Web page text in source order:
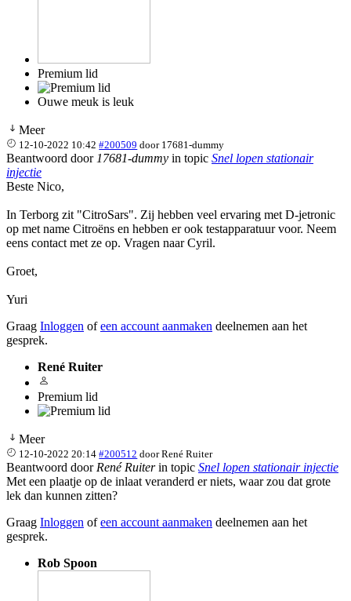
Premium lid
Ouwe meuk is leuk
Meer
12-10-2022 10:42 #200509 door 17681-dummy
Beantwoord door 17681-dummy in topic Snel lopen stationair
injectie
Beste Nico,
In Terborg zit "CitroSars". Zij hebben veel ervaring met D-jetronic
op met name Citroëns en hebben er ook testapparatuur voor. Neem
eens contact met ze op. Vragen naar Cyril.
Groet,
Yuri
Graag Inloggen ofeen account aanmaken deelnemen aan het
gesprek.
René Ruiter
Premium lid
Meer
12-10-2022 20:14 #200512 doorRené Ruiter
Beantwoord door René Ruiterin topic Snel lopen stationair injectie
Met een plaatje op de inlaat veranderd er niets, waar zou dat grote
lek dan kunnen zitten?
Graag Inloggen ofeen account aanmaken deelnemen aan het
gesprek.
Rob Spoon